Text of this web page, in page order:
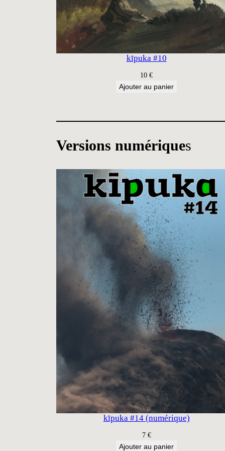
kīpuka #10
10€
Ajouter au panier
Versions numériques
kīpuka #14 (numérique)
7 €
Ajouter au panier